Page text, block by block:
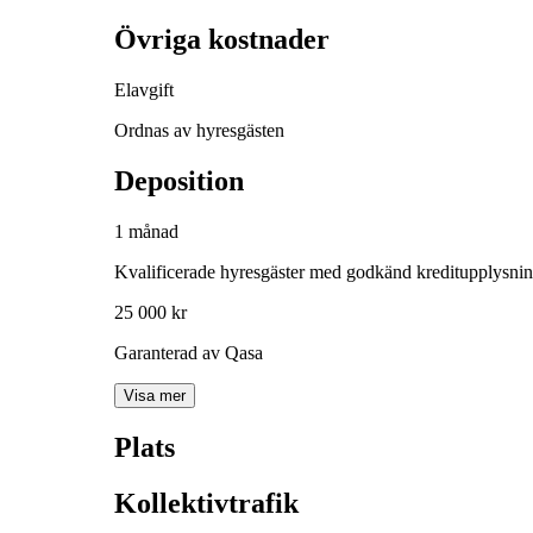
Övriga kostnader
Elavgift
Ordnas av hyresgästen
Deposition
1 månad
Kvalificerade hyresgäster med godkänd
25 000 kr
Garanterad av Qasa
Visa mer
Plats
Kollektivtrafik